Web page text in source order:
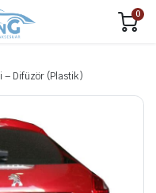
0
– Difüzör (Plastik)